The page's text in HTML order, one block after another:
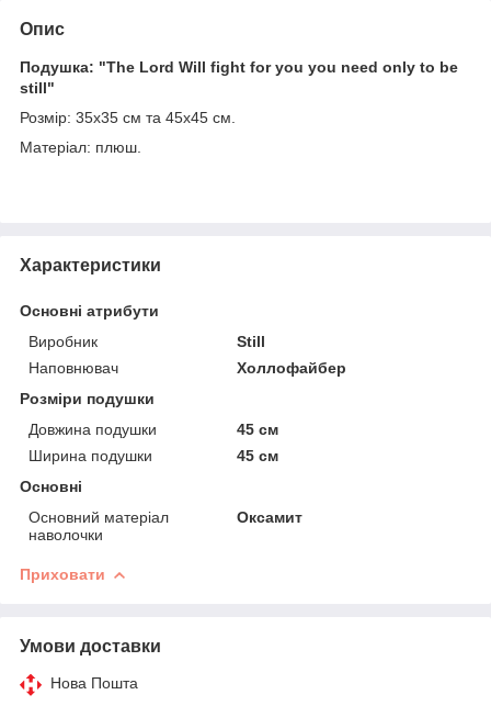
Опис
Подушка: "The Lord Will fight for you you need only to be
still"
Розмір: 35х35 см та 45х45 см.
Матеріал: плюш.
Характеристики
Основні атрибути
Виробник
Still
Наповнювач
Холлофайбер
Розміри подушки
Довжина подушки
45 см
Ширина подушки
45 см
Основні
Основний матеріал
наволочки
Оксамит
Приховати
Умови доставки
Нова Пошта